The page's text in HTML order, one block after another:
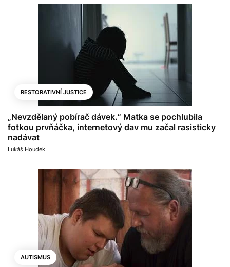
RESTORATIVNÍ JUSTICE
„Nevzdělaný pobírač dávek.“ Matka se pochlubila
fotkou prvňáčka, internetový dav mu začal rasisticky
nadávat
Lukáš Houdek
AUTISMUS